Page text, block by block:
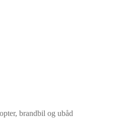
brandbil og ubåd